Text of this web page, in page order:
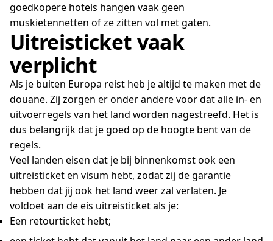
goedkopere hotels hangen vaak geen
muskietennetten of ze zitten vol met gaten.
Uitreisticket vaak
verplicht
Als je buiten Europa reist heb je altijd te maken met de
douane. Zij zorgen er onder andere voor dat alle in- en
uitvoerregels van het land worden nagestreefd. Het is
dus belangrijk dat je goed op de hoogte bent van de
regels.
Veel landen eisen dat je bij binnenkomst ook een
uitreisticket en visum hebt, zodat zij de garantie
hebben dat jij ook het land weer zal verlaten. Je
voldoet aan de eis uitreisticket als je:
Een retourticket hebt;